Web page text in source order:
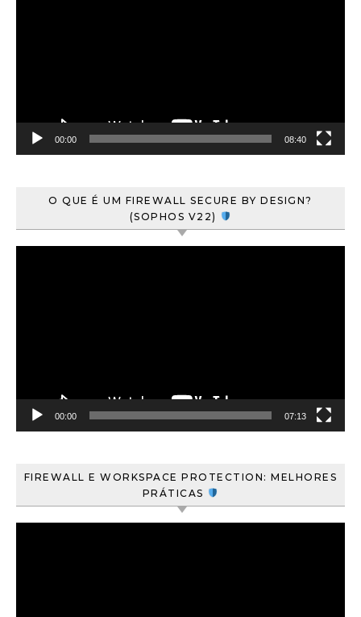
00:00 08:40
O QUE É UM FIREWALL SECURE BY DESIGN?
(SOPHOS V22)
00:00 07:13
FIREWALL E WORKSPACE PROTECTION: MELHORES
PRÁTICAS